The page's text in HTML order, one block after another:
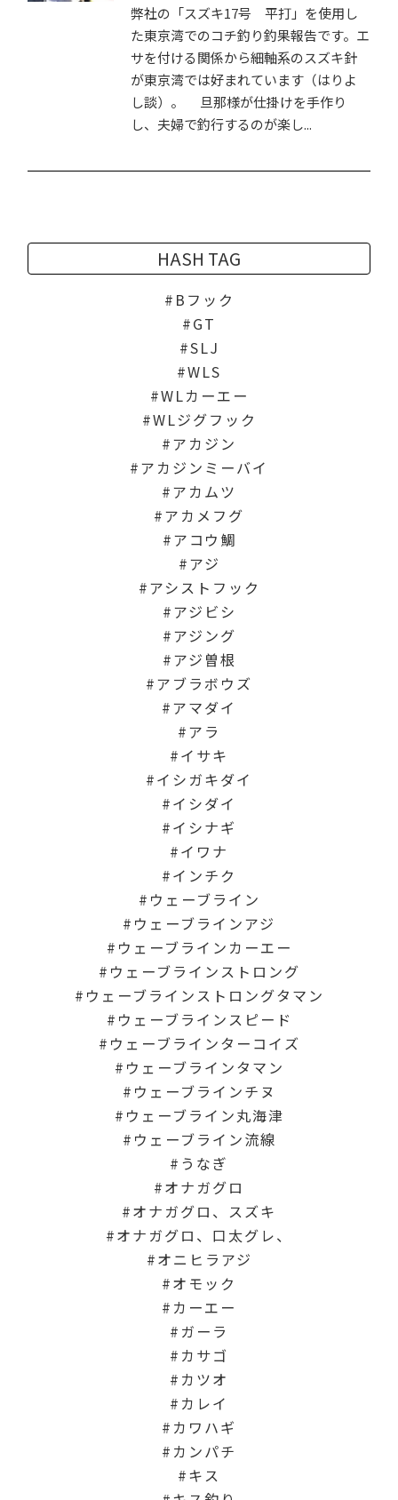
弊社の「スズキ17号 平打」を使用し
た東京湾でのコチ釣り釣果報告です。エ
サを付ける関係から細軸系のスズキ針
が東京湾では好まれています（はりよ
し談）。 旦那様が仕掛けを手作り
し、夫婦で釣行するのが楽し...
HASH TAG
Bフック
GT
SLJ
WLS
WLカーエー
WLジグフック
アカジン
アカジンミーバイ
アカムツ
アカメフグ
アコウ鯛
アジ
アシストフック
アジビシ
アジング
アジ曽根
アブラボウズ
アマダイ
アラ
イサキ
イシガキダイ
イシダイ
イシナギ
イワナ
インチク
ウェーブライン
ウェーブラインアジ
ウェーブラインカーエー
ウェーブラインストロング
ウェーブラインストロングタマン
ウェーブラインスピード
ウェーブラインターコイズ
ウェーブラインタマン
ウェーブラインチヌ
ウェーブライン丸海津
ウェーブライン流線
うなぎ
オナガグロ
オナガグロ、スズキ
オナガグロ、口太グレ、
オニヒラアジ
オモック
カーエー
ガーラ
カサゴ
カツオ
カレイ
カワハギ
カンパチ
キス